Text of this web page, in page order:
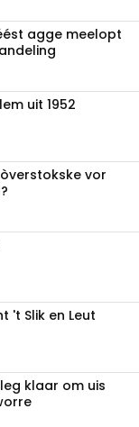
agge meelopt
uit 1952
vor
't Slik en Leut
klaar om uis